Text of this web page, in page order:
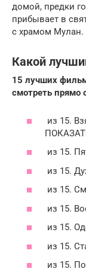
домой, предки
прибывает в
с храмом Мулан.
Какой
15 лучших
смотреть прямо
из 15.
из 15.
из 15.
из 15.
из 15.
из 15.
из 15.
из 15.